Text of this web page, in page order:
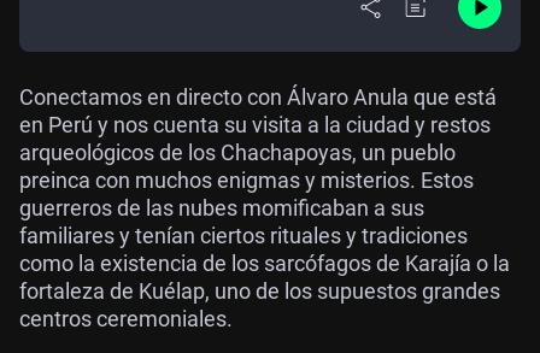
Conectamos en directo con Álvaro Anula que está
en Perú y nos cuenta su visita a la ciudad y restos
arqueológicos de los Chachapoyas, un pueblo
preinca con muchos enigmas y misterios. Estos
guerreros de las nubes momificaban a sus
familiares y tenían ciertos rituales y tradiciones
como la existencia de los sarcófagos de Karajía o la
fortaleza de Kuélap, uno de los supuestos grandes
centros ceremoniales.